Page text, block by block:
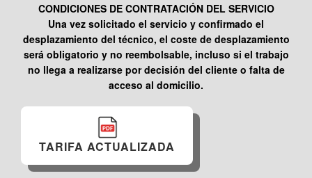
CONDICIONES DE CONTRATACIÓN DEL SERVICIO
Una vez solicitado el servicio y confirmado el
desplazamiento del técnico, el coste de desplazamiento
será obligatorio y no reembolsable, incluso si el trabajo
no llega a realizarse por decisión del cliente o falta de
acceso al domicilio.
TARIFA ACTUALIZADA